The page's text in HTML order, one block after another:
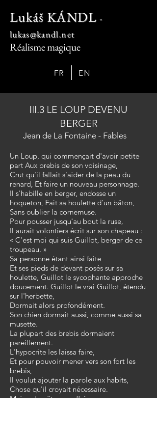
Lukáš KÁNDL-
lukas@kandl.net
Réalisme magique
FR EN
III.3 LE LOUP DEVENU
BERGER
Jean de La Fontaine - Fables
Un Loup, qui commençait d'avoir petite
part Aux brebis de son voisinage,
Crut qu'il fallait s'aider de la peau du
renard, Et faire un nouveau personnage.
Il s'habille en berger, endosse un
hoqueton, Fait sa houlette d'un bâton,
Sans oublier la cornemuse.
Pour pousser jusqu'au bout la ruse,
Il aurait volontiers écrit sur son chapeau :
« C'est moi qui suis Guillot, berger de ce
troupeau. »
Sa personne étant ainsi faite
Et ses pieds de devant posés sur sa
houlette, Guillot le sycophante approche
doucement. Guillot le vrai Guillot, étendu
sur l'herbette,
Dormait alors profondément.
Son chien dormait aussi, comme aussi sa
musette.
La plupart des brebis dormaient
pareillement.
L'hypocrite les laissa faire,
Et pour pouvoir mener vers son fort les
brebis,
Il voulut ajouter la parole aux habits,
Chose qu'il croyait nécessaire.
Mais cela gâta son affaire,